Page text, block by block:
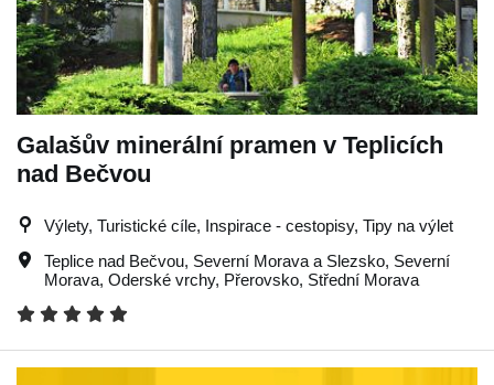
Galašův minerální pramen v Teplicích
nad Bečvou
Výlety, Turistické cíle, Inspirace - cestopisy, Tipy na výlet
Teplice nad Bečvou, Severní Morava a Slezsko, Severní
Morava, Oderské vrchy, Přerovsko, Střední Morava